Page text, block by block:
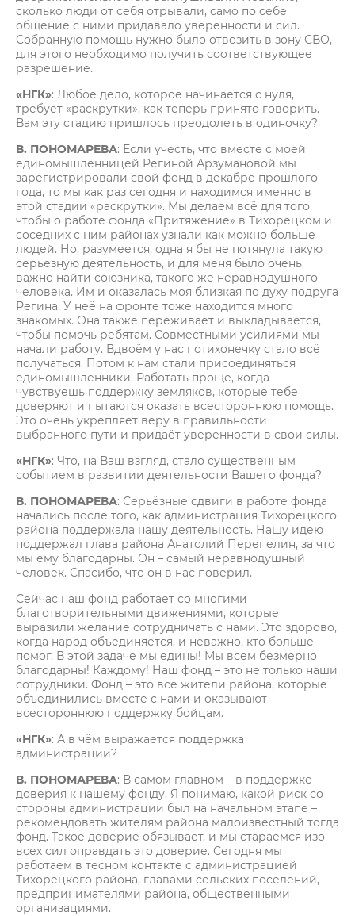
сколько люди от себя отрывали, само по себе
общение с ними придавало уверенности и сил.
Собранную помощь нужно было отвозить в зону СВО,
для этого необходимо получить соответствующее
разрешение.
«НГК»: Любое дело, которое начинается с нуля,
требует «раскрутки», как теперь принято говорить.
Вам эту стадию пришлось преодолеть в одиночку?
В. ПОНОМАРЕВА: Если учесть, что вместе с моей
единомышленницей Региной Арзумановой мы
зарегистрировали свой фонд в декабре прошлого
года, то мы как раз сегодня и находимся именно в
этой стадии «раскрутки». Мы делаем всё для того,
чтобы о работе фонда «Притяжение» в Тихорецком и
соседних с ним районах узнали как можно больше
людей. Но, разумеется, одна я бы не потянула такую
серьёзную деятельность, и для меня было очень
важно найти союзника, такого же неравнодушного
человека. Им и оказалась моя близкая по духу подруга
Регина. У неё на фронте тоже находится много
знакомых. Она также переживает и выкладывается,
чтобы помочь ребятам. Совместными усилиями мы
начали работу. Вдвоём у нас потихонечку стало всё
получаться. Потом к нам стали присоединяться
единомышленники. Работать проще, когда
чувствуешь поддержку земляков, которые тебе
доверяют и пытаются оказать всестороннюю помощь.
Это очень укрепляет веру в правильности
выбранного пути и придаёт уверенности в свои силы.
«НГК»: Что, на Ваш взгляд, стало существенным
событием в развитии деятельности Вашего фонда?
В. ПОНОМАРЕВА: Серьёзные сдвиги в работе фонда
начались после того, как администрация Тихорецкого
района поддержала нашу деятельность. Нашу идею
поддержал глава района Анатолий Перепелин, за что
мы ему благодарны. Он – самый неравнодушный
человек. Спасибо, что он в нас поверил.
Сейчас наш фонд работает со многими
благотворительными движениями, которые
выразили желание сотрудничать с нами. Это здорово,
когда народ объединяется, и неважно, кто больше
помог. В этой задаче мы едины! Мы всем безмерно
благодарны! Каждому! Наш фонд – это не только наши
сотрудники. Фонд – это все жители района, которые
объединились вместе с нами и оказывают
всестороннюю поддержку бойцам.
«НГК»: А в чём выражается поддержка
администрации?
В. ПОНОМАРЕВА: В самом главном – в поддержке
доверия к нашему фонду. Я понимаю, какой риск со
стороны администрации был на начальном этапе –
рекомендовать жителям района малоизвестный тогда
фонд. Такое доверие обязывает, и мы стараемся изо
всех сил оправдать это доверие. Сегодня мы
работаем в тесном контакте с администрацией
Тихорецкого района, главами сельских поселений,
предпринимателями района, общественными
организациями.